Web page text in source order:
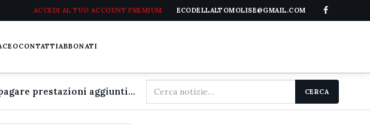
ACCEDI AL TUO ACCOUNT PREMIUM ECODELLALTOMOLISE@GMAIL.COM
CONTATTIABBONATI
Chirurgia al "Caracciolo", Greco: «Servirà solo a pagare prestazioni aggiuntive a medici con turni da 800 euro al giorno»
Cerca
nel
CERCA